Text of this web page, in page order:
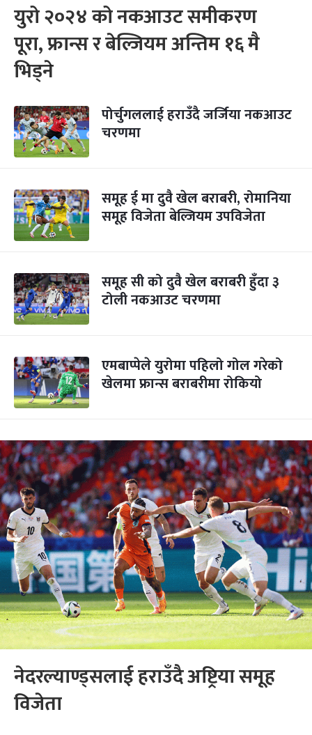
युरो २०२४ को नकआउट समीकरण
पूरा, फ्रान्स र बेल्जियम अन्तिम १६ मै
भिड्ने
पोर्चुगललाई हराउँदै जर्जिया नकआउट
चरणमा
समूह ई मा दुवै खेल बराबरी, रोमानिया
समूह विजेता बेल्जियम उपविजेता
समूह सी को दुवै खेल बराबरी हुँदा ३
टोली नकआउट चरणमा
एमबाप्पेले युरोमा पहिलो गोल गरेको
खेलमा फ्रान्स बराबरीमा रोकियो
नेदरल्याण्ड्सलाई हराउँदै अष्ट्रिया समूह
विजेता